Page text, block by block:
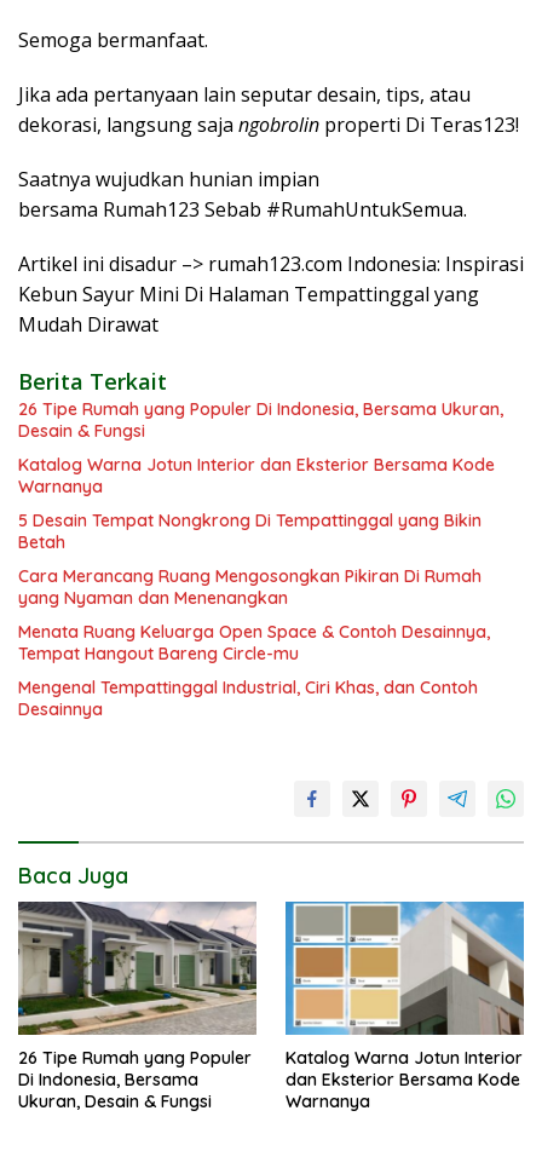
Semoga bermanfaat.
Jika ada pertanyaan lain seputar desain, tips, atau
dekorasi, langsung saja ngobrolin properti Di Teras123!
Saatnya wujudkan hunian impian
bersama Rumah123 Sebab #RumahUntukSemua.
Artikel ini disadur –> rumah123.com Indonesia: Inspirasi
Kebun Sayur Mini Di Halaman Tempattinggal yang
Mudah Dirawat
Berita Terkait
26 Tipe Rumah yang Populer Di Indonesia, Bersama Ukuran,
Desain & Fungsi
Katalog Warna Jotun Interior dan Eksterior Bersama Kode
Warnanya
5 Desain Tempat Nongkrong Di Tempattinggal yang Bikin
Betah
Cara Merancang Ruang Mengosongkan Pikiran Di Rumah
yang Nyaman dan Menenangkan
Menata Ruang Keluarga Open Space & Contoh Desainnya,
Tempat Hangout Bareng Circle-mu
Mengenal Tempattinggal Industrial, Ciri Khas, dan Contoh
Desainnya
Baca Juga
26 Tipe Rumah yang Populer
Di Indonesia, Bersama
Ukuran, Desain & Fungsi
Katalog Warna Jotun Interior
dan Eksterior Bersama Kode
Warnanya